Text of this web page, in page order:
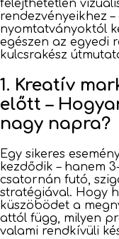
felejthetetlen
rendezvényeikhez
nyomtatványoktól
egészen az egyedi
kulcsrakész
1. Kreatív
előtt –
nagy napra?
Egy sikeres
kezdődik – hanem
csatornán futó,
stratégiával. Hogy
küszöbödet a
attól függ, milyen
valami rendkívüli